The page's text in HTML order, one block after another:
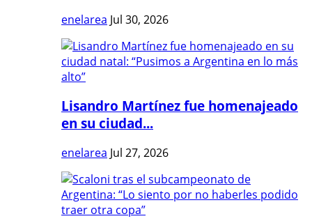
enelarea Jul 30, 2026
Lisandro Martínez fue homenajeado
en su ciudad...
enelarea Jul 27, 2026